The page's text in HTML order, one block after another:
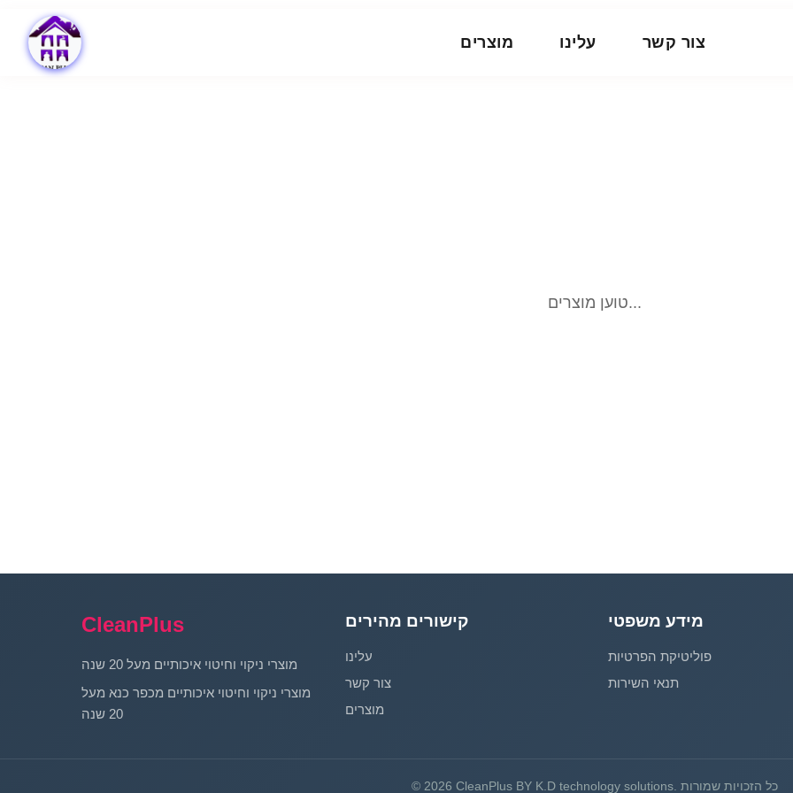
מוצרים עלינו צור קשר
טוען מוצרים...
CleanPlus
מוצרי ניקוי וחיטוי איכותיים מעל 20 שנה
מוצרי ניקוי וחיטוי איכותיים מכפר כנא מעל
20 שנה
קישורים מהירים
עלינו
צור קשר
מוצרים
מידע משפטי
פוליטיקת הפרטיות
תנאי השירות
© 2026 CleanPlus BY K.D technology solutions. כל הזכויות שמורות